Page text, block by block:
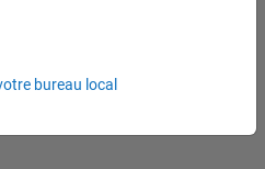
bureau local